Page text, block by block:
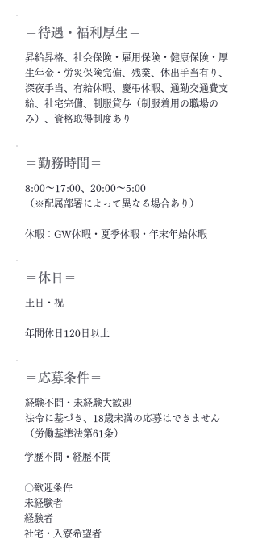
＝​待遇・福利厚生＝
昇給昇格、社会保険・雇用保険・健康保険・厚
生年金・労災保険完備、残業、休出手当有り、
深夜手当、有給休暇、慶弔休暇、通勤交通費支
給、社宅完備、制服貸与（制服着用の職場の
み）、資格取得制度あり
＝勤務時間＝
8:00～17:00、20:00～5:00
（※配属部署によって異なる場合あり）
休暇：GW休暇・夏季休暇・年末年始休暇
＝休日＝
土日・祝
年間休日120日以上
＝応募条件＝
経験不問・未経験大歓迎
法令に基づき、18歳未満の応募はできません
（労働基準法第61条）
学歴不問・経歴不問
〇歓迎条件
未経験者
経験者
社宅・入寮希望者